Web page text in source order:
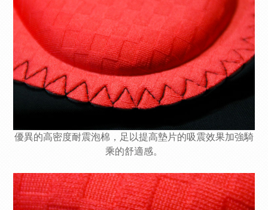
優異的高密度耐震泡棉，足以提高墊片的吸震效果加強騎
乘的舒適感。